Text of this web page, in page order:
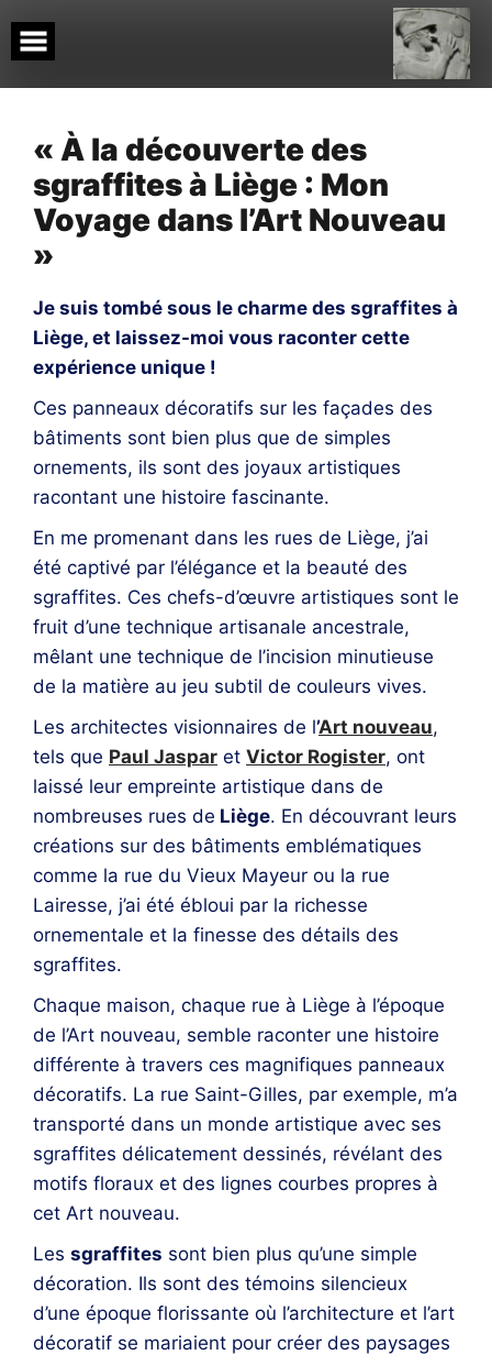
to
content
« À la découverte des
sgraffites à Liège : Mon
Voyage dans l’Art Nouveau
»
Je suis tombé sous le charme des sgraffites à
Liège, et laissez-moi vous raconter cette
expérience unique !
Ces panneaux décoratifs sur les façades des
bâtiments sont bien plus que de simples
ornements, ils sont des joyaux artistiques
racontant une histoire fascinante.
En me promenant dans les rues de Liège, j’ai
été captivé par l’élégance et la beauté des
sgraffites. Ces chefs-d’œuvre artistiques sont le
fruit d’une technique artisanale ancestrale,
mêlant une technique de l’incision minutieuse
de la matière au jeu subtil de couleurs vives.
Les architectes visionnaires de l’Art nouveau,
tels que Paul Jaspar et Victor Rogister, ont
laissé leur empreinte artistique dans de
nombreuses rues de Liège. En découvrant leurs
créations sur des bâtiments emblématiques
comme la rue du Vieux Mayeur ou la rue
Lairesse, j’ai été ébloui par la richesse
ornementale et la finesse des détails des
sgraffites.
Chaque maison, chaque rue à Liège à l’époque
de l’Art nouveau, semble raconter une histoire
différente à travers ces magnifiques panneaux
décoratifs. La rue Saint-Gilles, par exemple, m’a
transporté dans un monde artistique avec ses
sgraffites délicatement dessinés, révélant des
motifs floraux et des lignes courbes propres à
cet Art nouveau.
Les sgraffites sont bien plus qu’une simple
décoration. Ils sont des témoins silencieux
d’une époque florissante où l’architecture et l’art
décoratif se mariaient pour créer des paysages